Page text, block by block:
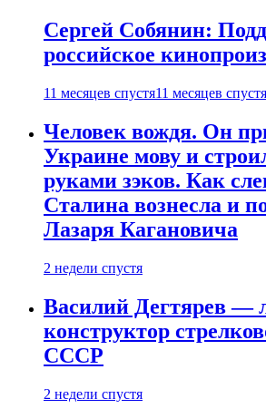
Сергей Собянин:
российское
11 месяцев спустя11 месяцев спустя
Человек вождя. Он
Украине мову и
руками зэков. Как
Сталина вознесла и
Лазаря Кагановича
2 недели спустя
Василий Дегтярев —
конструктор
СССР
2 недели спустя